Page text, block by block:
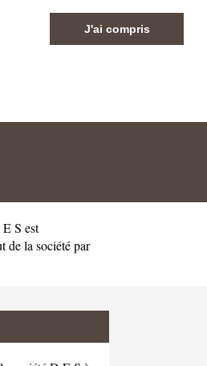
J'ai compris
S est
de la société par